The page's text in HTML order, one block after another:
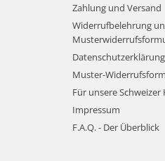
Zahlung und Versand
Widerrufbelehrung
Datenschutzerklärung
Muster-
Für unsere Schweizer
Impressum
F.A.Q. - Der Überblick